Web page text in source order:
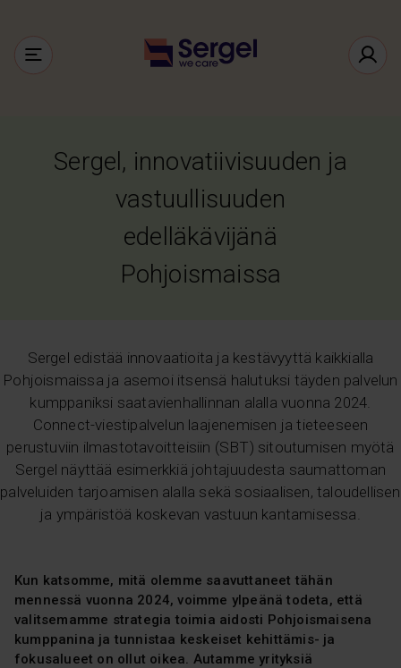
Sergel, innovatiivisuuden ja
vastuullisuuden
edelläkävijänä
Pohjoismaissa
Sergel edistää innovaatioita ja kestävyyttä kaikkialla
Pohjoismaissa ja asemoi itsensä halutuksi täyden palvelun
kumppaniksi saatavienhallinnan alalla vuonna 2024.
Connect-viestipalvelun laajenemisen ja tieteeseen
perustuviin ilmastotavoitteisiin (SBT) sitoutumisen myötä
Sergel näyttää esimerkkiä johtajuudesta saumattoman
palveluiden tarjoamisen alalla sekä sosiaalisen, taloudellisen
ja ympäristöä koskevan vastuun kantamisessa.
Kun katsomme, mitä olemme saavuttaneet tähän
mennessä vuonna 2024,voimme ylpeänä todeta, että
valitsemamme strategia toimia aidosti Pohjoismaisena
kumppanina ja tunnistaa keskeiset kehittämis- ja
fokusalueet on ollut oikea. Autamme yrityksiä